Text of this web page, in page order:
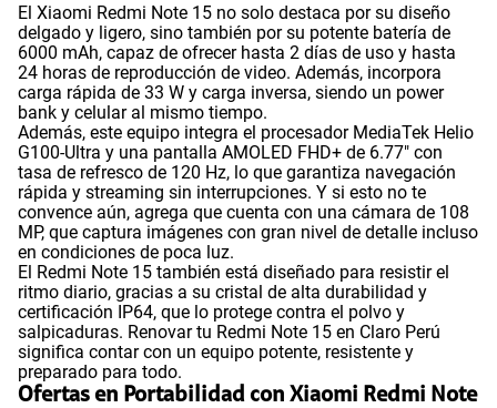
El Xiaomi Redmi Note 15 no solo destaca por su diseño
delgado y ligero, sino también por su potente batería de
6000 mAh, capaz de ofrecer hasta 2 días de uso y hasta
24 horas de reproducción de video. Además, incorpora
carga rápida de 33 W y carga inversa, siendo un power
bank y celular al mismo tiempo.
Además, este equipo integra el procesador MediaTek Helio
G100-Ultra y una pantalla AMOLED FHD+ de 6.77" con
tasa de refresco de 120 Hz, lo que garantiza navegación
rápida y streaming sin interrupciones. Y si esto no te
convence aún, agrega que cuenta con una cámara de 108
MP, que captura imágenes con gran nivel de detalle incluso
en condiciones de poca luz.
El Redmi Note 15 también está diseñado para resistir el
ritmo diario, gracias a su cristal de alta durabilidad y
certificación IP64, que lo protege contra el polvo y
salpicaduras. Renovar tu Redmi Note 15 en Claro Perú
significa contar con un equipo potente, resistente y
preparado para todo.
Ofertas en Portabilidad con Xiaomi Redmi Note